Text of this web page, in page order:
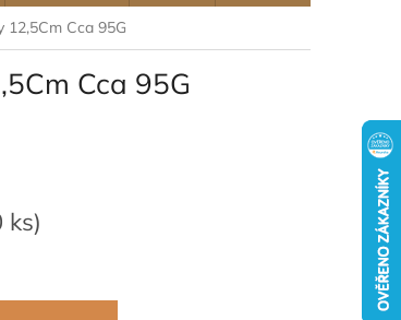
12,5Cm Cca 95G
Cca 95G
ks)